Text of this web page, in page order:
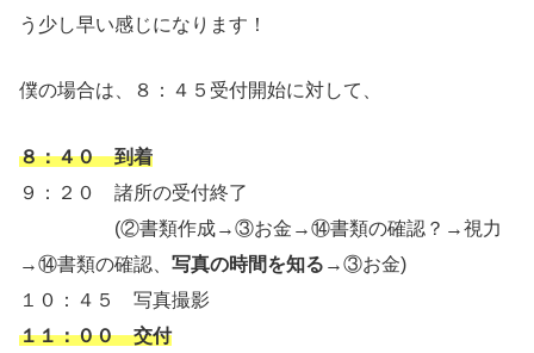
う少し早い感じになります！
僕の場合は、８：４５受付開始に対して、
８：４０ 到着
９：２０ 諸所の受付終了
(②書類作成→③お金→⑭書類の確認？→視力
→⑭書類の確認、 写真の時間を知る →③お金)
１０：４５ 写真撮影
１１：００ 交付